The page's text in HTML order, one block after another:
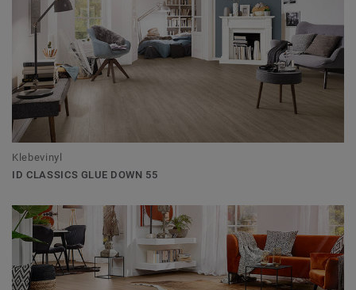
Klebevinyl
ID CLASSICS GLUE DOWN 55